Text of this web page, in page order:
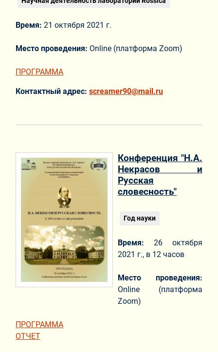
Время: 21 октября 2021 г.
Место проведения: Online (платформа Zoom)
ПРОГРАММА
Контактный адрес: screamer90@mail.ru
Конференция "Н.А.
Некрасов и
Русская
словесность"
Год науки
Время:
26 октября
2021 г., в 12 часов
Место проведения:
Online (платформа
Zoom)
ПРОГРАММА
ОТЧЕТ